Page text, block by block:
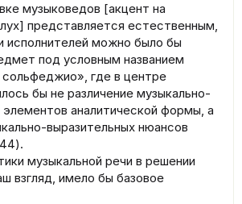
музыковедов [акцент на
представляется естественным,
исполнителей можно было бы
под условным названием
сольфеджио», где в центре
бы не различение музыкально-
аналитической формы, а
выразительных нюансов
музыкальной речи в решении
взгляд, имело бы базовое